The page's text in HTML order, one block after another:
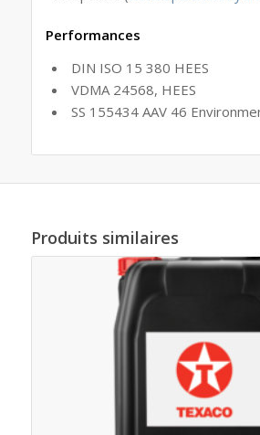
Performances
DIN ISO 15 380 HEES
VDMA 24568, HEES
SS 155434 AAV 46
Produits similaires